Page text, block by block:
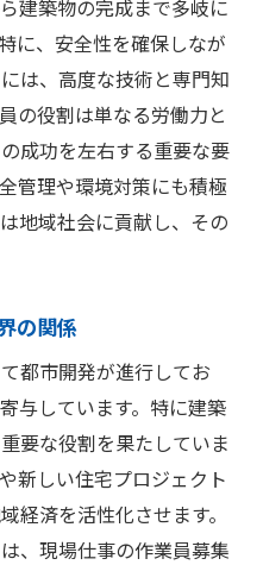
ットとその習得法
材ニーズの変化
スキルの相乗効果
アパスと昇進機会
求職者の傾向
用したキャリア構築
地方との違い
現場運営
ュニケーション力
力と創造力
つ労働者との共働
建築物の完成まで多岐に
に、安全性を確保しなが
は、高度な技術と専門知
の役割は単なる労働力と
成功を左右する重要な要
管理や環境対策にも積極
地域社会に貢献し、その
の関係
都市開発が進行してお
与しています。特に建築
要な役割を果たしていま
新しい住宅プロジェクト
経済を活性化させます。
、現場仕事の作業員募集